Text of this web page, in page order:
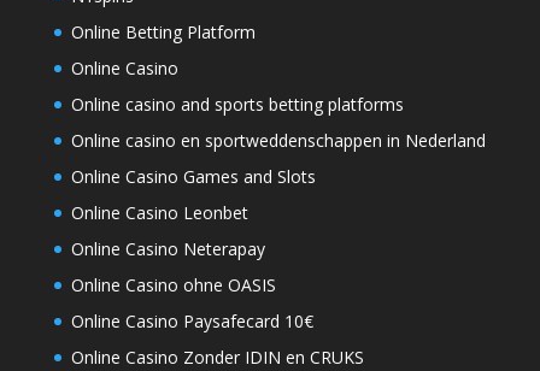
Online Betting Platform
Online Casino
Online casino and sports betting platforms
Online casino en sportweddenschappen in Nederland
Online Casino Games and Slots
Online Casino Leonbet
Online Casino Neterapay
Online Casino ohne OASIS
Online Casino Paysafecard 10€
Online Casino Zonder IDIN en CRUKS